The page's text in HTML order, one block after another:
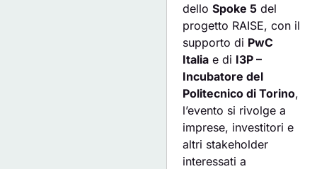
delloSpoke 5 del
progetto RAISE, con il
supporto di PwC
Italia e di I3P –
Incubatore del
Politecnico di Torino,
l’evento si rivolge a
imprese, investitori e
altri stakeholder
interessati a